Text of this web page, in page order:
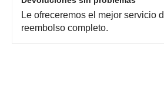
Le ofreceremos el mejor servicio
reembolso completo.